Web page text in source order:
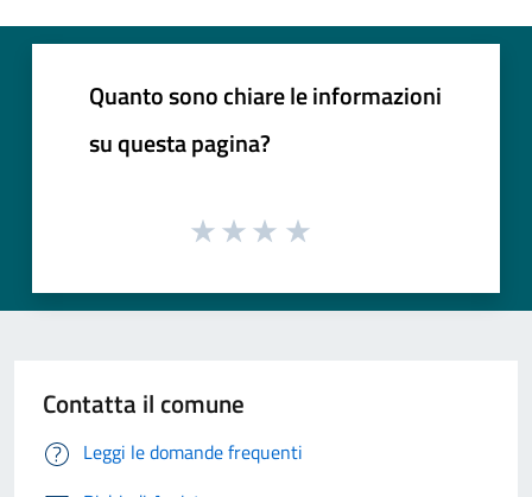
Quanto sono chiare le informazioni
su questa pagina?
Contatta il comune
Leggi le domande frequenti